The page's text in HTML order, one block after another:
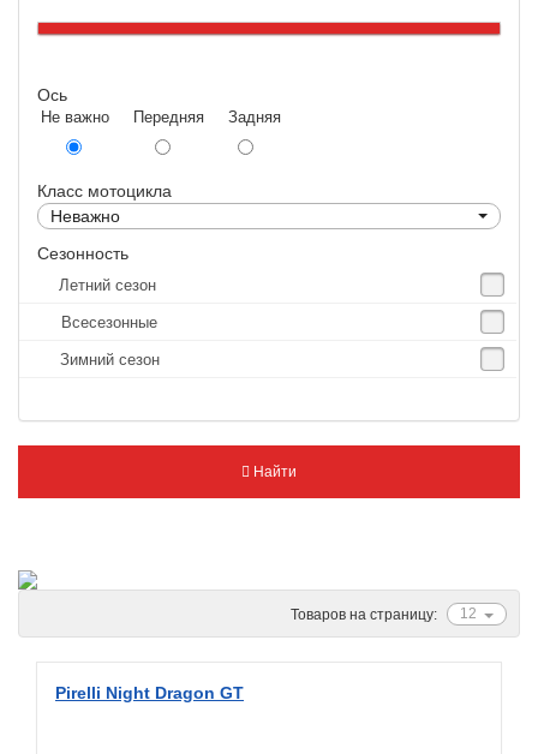
Excel
GoldenTyre
Gummy
IRC
IRC Tyre
Kenda
KINGS TIRE
Kingstone
Nankang
Pirelli
PMT
Ось
Не важно Передняя Задняя
Класс мотоцикла
Неважно
Сезонность
Летний сезон
Всесезонные
Зимний сезон
Найти
12
Товаров на страницу:
Pirelli Night Dragon GT